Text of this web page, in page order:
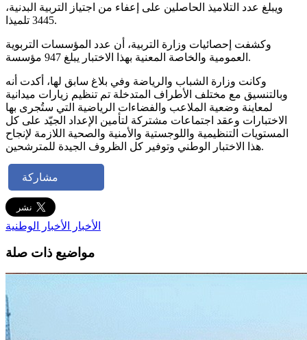
ويبلغ عدد التلاميذ الحاصلين على إعفاء من اجتياز التربية البدنية،
3445 تلميذا.
وكشفت إحصائيات وزارة التربية، أن عدد المؤسسات التربوية
العمومية والخاصة المعنية بهذا الاختبار يبلغ 947 مؤسسة.
وكانت وزارة الشباب والرياضة وفي بلاغ سابق لها، أكدت أنه
وبالتنسيق مع مختلف الأطراف المتدخلة تم تنظيم زيارات ميدانية
لمعاينة وضعية الملاعب والفضاءات الرياضية التي ستُجرى بها
الاختبارات وعقد اجتماعات مشتركة لتأمين الإعداد الجيّد على كل
المستويات التنظيمية واللوجستية والأمنية والصحية اللازمة لإنجاح
هذا الاختبار الوطني وتوفير كل الظروف الجيدة للمترشحين.
مشاركة
الأخبار الأخبار الوطنية
مواضيع ذات صلة